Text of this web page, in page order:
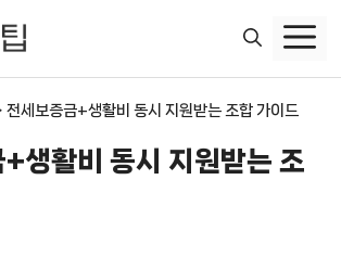
전세보증금+생활비 동시 지원받는 조합 가이드
생활비 동시 지원받는 조